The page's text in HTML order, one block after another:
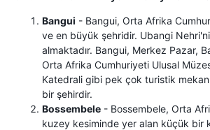
Bangui - Bangui, Orta Afrika
ve en büyük şehridir. Ubangi
almaktadır. Bangui, Merkez Pazar,
Orta Afrika Cumhuriyeti Ulusal
Katedrali gibi pek çok turistik
bir şehirdir.
Bossembele - Bossembele, Orta
kuzey kesiminde yer alan küçük bir